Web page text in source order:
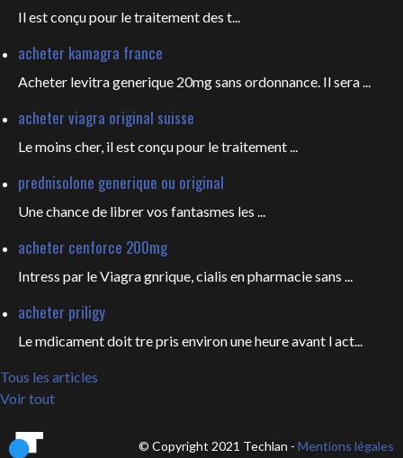
Il est conçu pour letraitement des t...
acheter kamagra france
Acheter levitra generique 20mg sans ordonnance. Il sera ...
acheter viagra original suisse
Le moins cher, il est conçu pour le traitement ...
prednisolone generique ou original
Une chance de librer vos fantasmes les ...
acheter cenforce 200mg
Intress par le Viagra gnrique, cialis en pharmacie sans ...
acheter priligy
Le mdicament doit tre pris environ une heure avant l act...
Tous les articles
Voir tout
© Copyright 2021 Techlan - Mentions légales